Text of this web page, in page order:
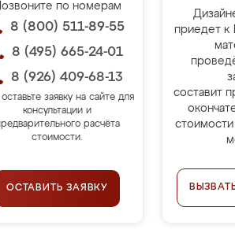
по номерам
8 (800) 511-89-55
8 (495) 665-24-01
8 (926) 409-68-13
заявку на сайте для
консультации и
расчёта
стоимости.
ОСТАВИТЬ ЗАЯВКУ
приедет к
составит